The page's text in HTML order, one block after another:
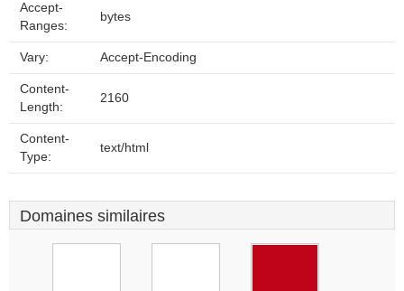
Accept-
Ranges:
bytes
Vary: Accept-Encoding
Content-
Length:
2160
Content-
Type:
text/html
Domaines similaires